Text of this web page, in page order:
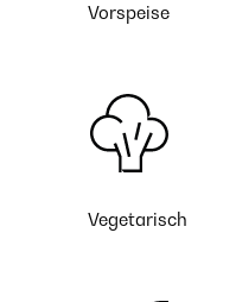
Vorspeise
Vegetarisch